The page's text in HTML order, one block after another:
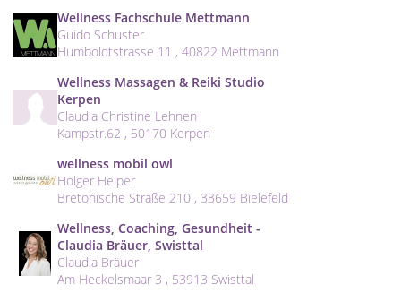
Wellness Fachschule Mettmann
Guido Schuster
Humboldtstrasse 11 , 40822 Mettmann
Wellness Massagen & Reiki Studio
Kerpen
Claudia Christine Lehnen
Kampstr.62 , 50170 Kerpen
wellness mobil owl
Holger Helper
Bretonische Straße 210 , 33659 Bielefeld
Wellness, Coaching, Gesundheit -
Claudia Bräuer, Swisttal
Claudia Bräuer
Am Heckelsmaar 3 , 53913 Swisttal